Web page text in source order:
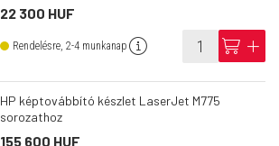
22 300 HUF
Rendelésre, 2-4 munkanap info cart add
HP képtovábbító készlet LaserJet M775
sorozathoz
155 600 HUF